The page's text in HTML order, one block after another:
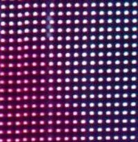
Przejdź
do
treści